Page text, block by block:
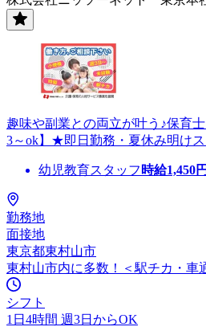
趣味や副業との両立が叶う♪保育
3～ok】★即日勤務・夏休み明け
幼児教育スタッフ 時給1,450
勤務地
面接地
東京都東村山市
東村山市内に多数！＜駅チカ・車
シフト
1日4時間 週3日からOK